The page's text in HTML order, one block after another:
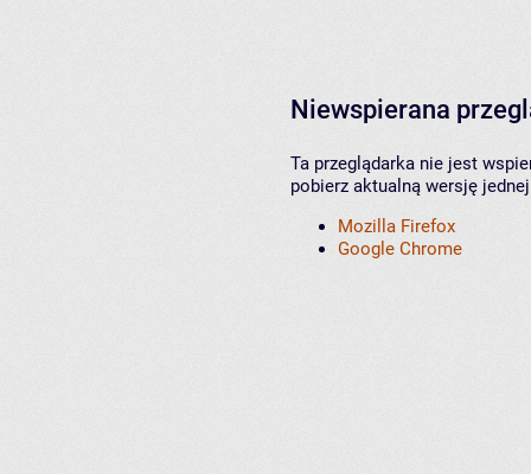
Niewspierana
Ta przeglądarka nie jest
pobierz aktualną wersję
Mozilla Firefox
Google Chrome